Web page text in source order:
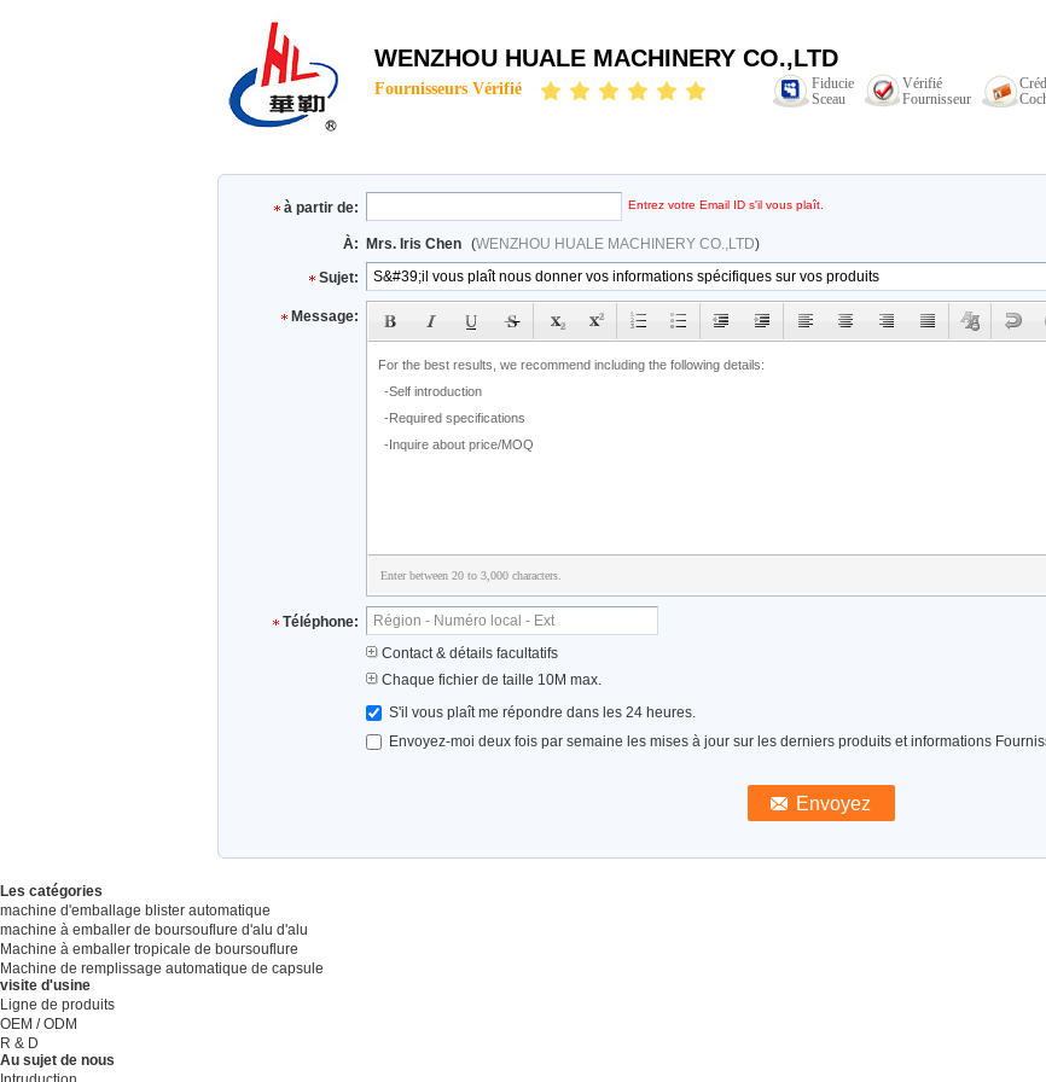
WENZHOU HUALE MACHINERY CO.,LTD
Fournisseurs Vérifié
Fiducie
Sceau
Vérifié
Fournisseur
à partir de: Entrez votre Email ID s'il vous plaît.
À: Mrs. Iris Chen (WENZHOU HUALE MACHINERY CO.,LTD)
Sujet:
Message:
Enter between 20 to 3,000 characters.
Téléphone:
Contact & détails facultatifs
Chaque fichier de taille 10M max.
S'il vous plaît me répondre dans les 24 heures.
Envoyez-moi deux fois par semaine les mises à jour sur les derniers produits et informations
Les catégories
machine d'emballage blister automatique
machine à emballer de boursouflure d'alu d'alu
Machine à emballer tropicale de boursouflure
Machine de remplissage automatique de capsule
visite d'usine
Ligne de produits
OEM / ODM
R & D
Au sujet de nous